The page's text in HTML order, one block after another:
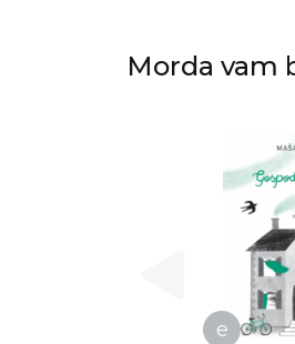
Morda vam
e